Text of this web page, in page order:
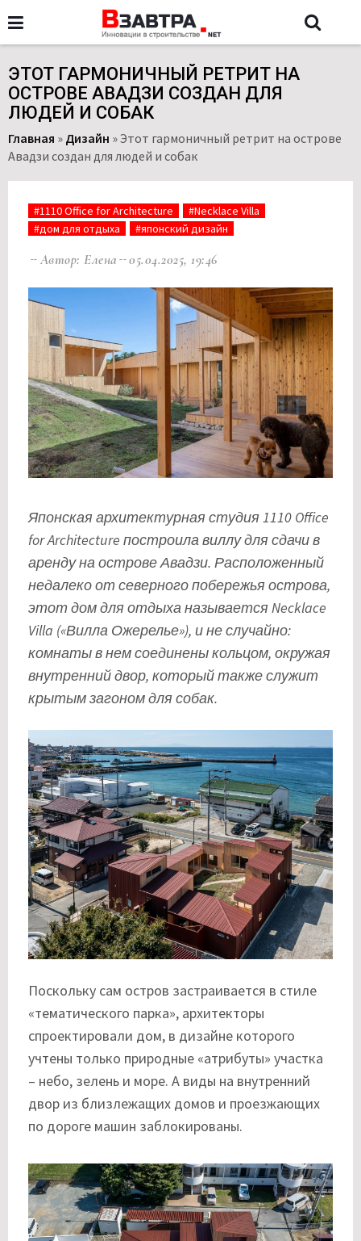
ЭТОТ ГАРМОНИЧНЫЙ РЕТРИТ НА
ОСТРОВЕ АВАДЗИ СОЗДАН ДЛЯ
ЛЮДЕЙ И СОБАК
Главная » Дизайн »Этот гармоничный ретрит на острове
Авадзи создан для людей и собак
#1110 Office for Architecture
#Necklace Villa
#дом для отдыха
#японский дизайн
Автор: Елена 05.04.2025, 19:46
Японская архитектурная студия 1110 Office
for Architecture построила виллу для сдачи в
аренду на острове Авадзи. Расположенный
недалеко от северного побережья острова,
этот дом для отдыха называется Necklace
Villa («Вилла Ожерелье»), и не случайно:
комнаты в нем соединены кольцом, окружая
внутренний двор, который также служит
крытым загоном для собак.
Поскольку сам остров застраивается в стиле
«тематического парка», архитекторы
спроектировали дом, в дизайне которого
учтены только природные «атрибуты» участка
– небо, зелень и море. А виды на внутренний
двор из близлежащих домов и проезжающих
по дороге машин заблокированы.